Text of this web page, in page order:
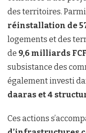
des territoires.
réinstallation de
logements et des
de 9,6 milliards
subsistance des
également investi
daaras et 4
Ces actions